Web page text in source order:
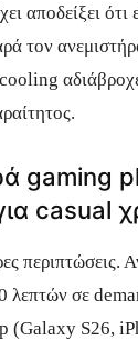
αποδείξει ότι
τον
gaming
casual
περιπτώσεις.
λεπτών σε
(Galaxy S26,